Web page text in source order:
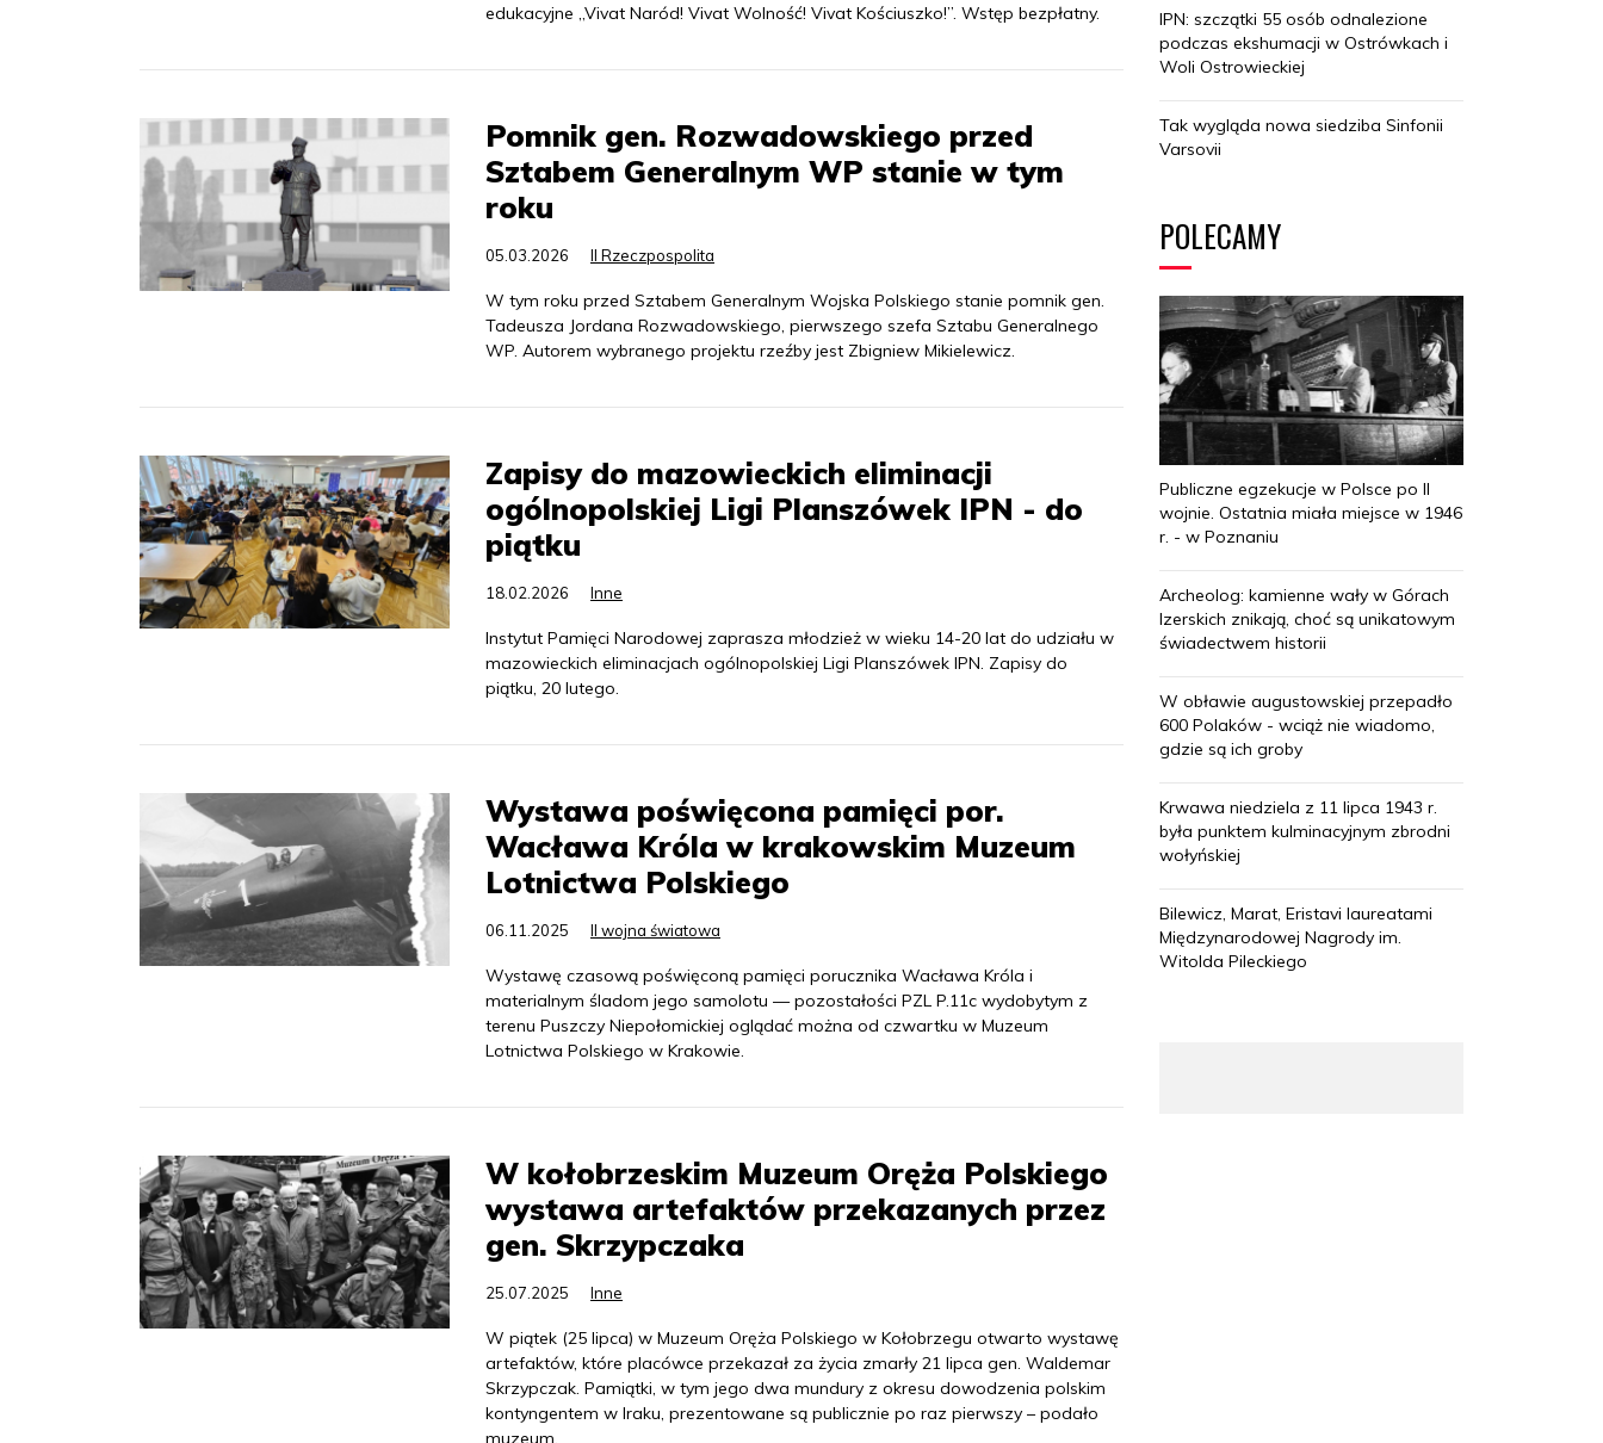
edukacyjne „Vivat Naród! Vivat Wolność! Vivat Kościuszko!”. Wstęp bezpłatny.
Pomnik gen. Rozwadowskiego przed
Sztabem Generalnym WP stanie w tym
roku
05.03.2026 II Rzeczpospolita
W tym roku przed Sztabem Generalnym Wojska Polskiego stanie pomnik gen.
Tadeusza Jordana Rozwadowskiego, pierwszego szefa Sztabu Generalnego
WP. Autorem wybranego projektu rzeźby jest Zbigniew Mikielewicz.
Zapisy do mazowieckich eliminacji
ogólnopolskiej Ligi Planszówek IPN - do
piątku
18.02.2026 Inne
Instytut Pamięci Narodowej zaprasza młodzież w wieku 14-20 lat do udziału w
mazowieckich eliminacjach ogólnopolskiej Ligi Planszówek IPN. Zapisy do
piątku, 20 lutego.
Wystawa poświęcona pamięci por.
Wacława Króla w krakowskim Muzeum
Lotnictwa Polskiego
06.11.2025 II wojna światowa
Wystawę czasową poświęconą pamięci porucznika Wacława Króla i
materialnym śladom jego samolotu — pozostałości PZL P.11c wydobytym z
terenu Puszczy Niepołomickiej oglądać można od czwartku w Muzeum
Lotnictwa Polskiego w Krakowie.
W kołobrzeskim Muzeum Oręża Polskiego
wystawa artefaktów przekazanych przez
gen. Skrzypczaka
25.07.2025 Inne
W piątek (25 lipca) w Muzeum Oręża Polskiego w Kołobrzegu otwarto wystawę
artefaktów, które placówce przekazał za życia zmarły 21 lipca gen. Waldemar
Skrzypczak. Pamiątki, w tym jego dwa mundury z okresu dowodzenia polskim
kontyngentem w Iraku, prezentowane są publicznie po raz pierwszy – podało
muzeum.
IPN: szczątki 55 osób odnalezione
podczas ekshumacji w Ostrówkach i
Woli Ostrowieckiej
Tak wygląda nowa siedziba Sinfonii
Varsovii
POLECAMY
Publiczne egzekucje w Polsce po II
wojnie. Ostatnia miała miejsce w 1946
r. - w Poznaniu
Archeolog: kamienne wały w Górach
Izerskich znikają, choć są unikatowym
świadectwem historii
W obławie augustowskiej przepadło
600 Polaków - wciąż nie wiadomo,
gdzie są ich groby
Krwawa niedziela z 11 lipca 1943 r.
była punktem kulminacyjnym zbrodni
wołyńskiej
Bilewicz, Marat, Eristavi laureatami
Międzynarodowej Nagrody im.
Witolda Pileckiego